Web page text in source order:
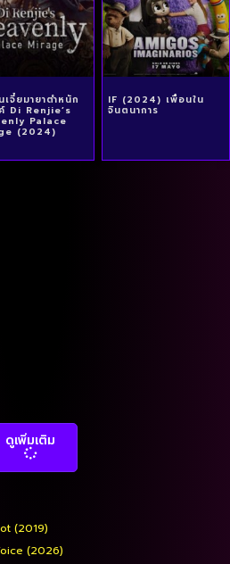
เจี๋ยมายาตำหนัก
Di Renjie’s
Palace
(2024)
IF (2024) เพื่อนใน
จินตนาการ
ดูเพิ่มเติม
(2019)
(2026)